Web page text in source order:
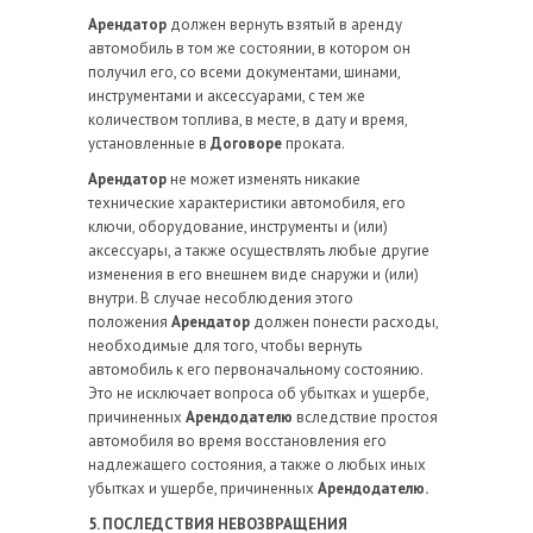
Арендатор должен вернуть взятый в аренду
автомобиль в том же состоянии, в котором он
получил его, со всеми документами, шинами,
инструментами и аксессуарами, с тем же
количеством топлива, в месте, в дату и время,
установленные в Договоре проката.
Арендатор не может изменять никакие
технические характеристики автомобиля, его
ключи, оборудование, инструменты и (или)
аксессуары, а также осуществлять любые другие
изменения в его внешнем виде снаружи и (или)
внутри. В случае несоблюдения этого
положения Арендатор должен понести расходы,
необходимые для того, чтобы вернуть
автомобиль к его первоначальному состоянию.
Это не исключает вопроса об убытках и ущербе,
причиненных Арендодателю вследствие простоя
автомобиля во время восстановления его
надлежащего состояния, а также о любых иных
убытках и ущербе, причиненных Арендодателю.
5. ПОСЛЕДСТВИЯ НЕВОЗВРАЩЕНИЯ